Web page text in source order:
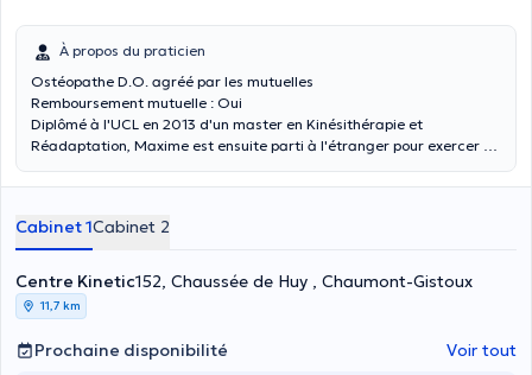
À propos du praticien
Ostéopathe D.O. agréé par les mutuelles
Remboursement mutuelle : Oui
Diplômé à l'UCL en 2013 d'un master en Kinésithérapie et
Réadaptation, Maxime est ensuite parti à l'étranger pour exercer et
son cabinet pluridisciplinaire, le Centre de Kinésithérapie du Bauloy.
a entamé sa formation d'ostéopathie en 2015, et c'est en 2021 qu'il
a obtenu son diplôme d'ostéopathe D.O. avec mention.
Cabinet 1Cabinet 2
Centre Kinetic152, Chaussée de Huy , Chaumont-Gistoux
11,7 km
Prochaine disponibilité Voir tout